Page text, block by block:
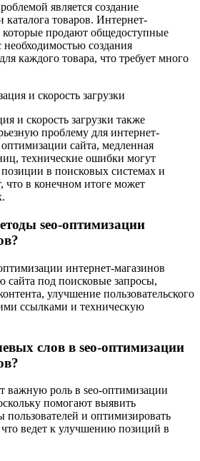
является создание
каталога товаров. Интернет-
которые продают общедоступные
создания
каждого товара, что требует много
и скорость загрузки
и скорость загрузки также
проблему для интернет-
сайта, медленная
технические ошибки могут
в поисковых системах и
что в конечном итоге может
seo-оптимизации
интернет-магазинов
под поисковые запросы,
улучшение пользовательского
ссылками и техническую
слов в seo-оптимизации
важную роль в seo-оптимизации
помогают выявить
пользователей и оптимизировать
ведет к улучшению позиций в